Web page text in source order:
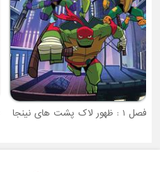
فصل 1 : ظهور لاک پشت های نینجا